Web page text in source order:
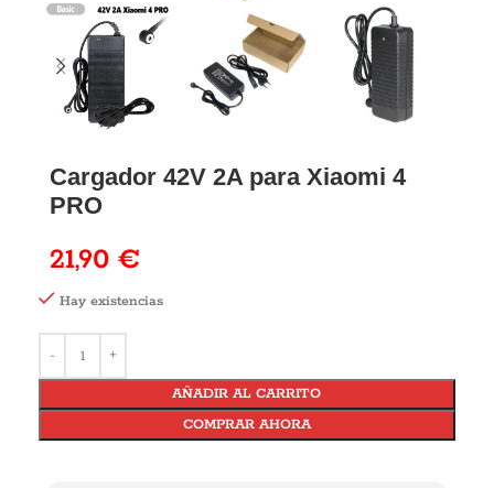
Cargador 42V 2A para Xiaomi 4
PRO
21,90 €
Hay existencias
AÑADIR AL CARRITO
COMPRAR AHORA